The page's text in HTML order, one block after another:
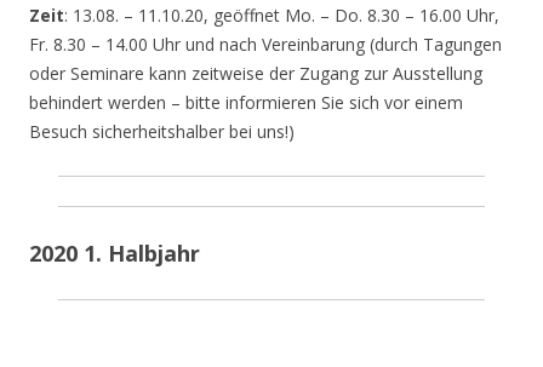
Zeit: 13.08. – 11.10.20, geöffnet Mo. – Do. 8.30 – 16.00 Uhr,
Fr. 8.30 – 14.00 Uhr und nach Vereinbarung (durch Tagungen
oder Seminare kann zeitweise der Zugang zur Ausstellung
behindert werden – bitte informieren Sie sich vor einem
Besuch sicherheitshalber bei uns!)
2020 1. Halbjahr